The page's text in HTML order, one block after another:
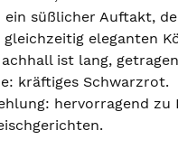
ein süßlicher Auftakt,
eleganten
ist lang,
kräftiges Schwarzrot.
hervorragend zu